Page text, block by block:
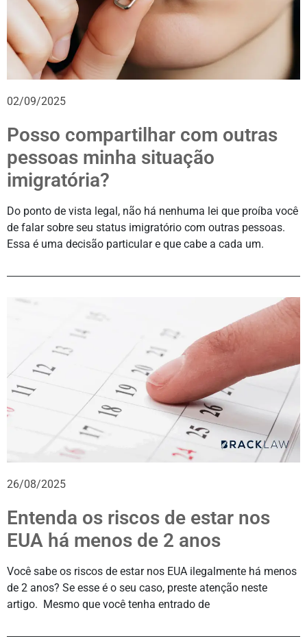
02/09/2025
Posso compartilhar com outras
pessoas minha situação
imigratória?
Do ponto de vista legal, não há nenhuma lei que proíba você
de falar sobre seu status imigratório com outras pessoas.
Essa é uma decisão particular e que cabe a cada um.
26/08/2025
Entenda os riscos de estar nos
EUA há menos de 2 anos
Você sabe os riscos de estar nos EUA ilegalmente há menos
de 2 anos? Se esse é o seu caso, preste atenção neste
artigo. Mesmo que você tenha entrado de